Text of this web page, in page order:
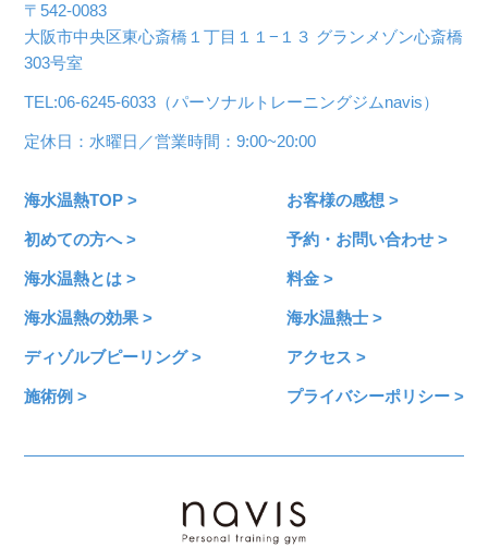
〒542-0083
大阪市中央区東心斎橋１丁目１１−１３ グランメゾン心斎橋
303号室
TEL:06-6245-6033（パーソナルトレーニングジムnavis）
定休日：水曜日／営業時間：9:00~20:00
海水温熱TOP >
初めての方へ >
海水温熱とは >
海水温熱の効果 >
ディゾルブピーリング >
施術例 >
お客様の感想 >
予約・お問い合わせ >
料金 >
海水温熱士 >
アクセス >
プライバシーポリシー >